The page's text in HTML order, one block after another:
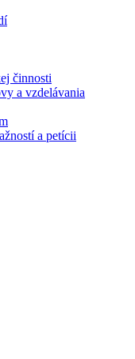
činnosti
a vzdelávania
a petícii